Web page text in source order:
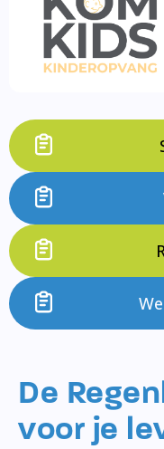
De
voor je